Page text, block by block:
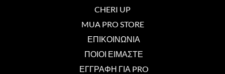
CHERI UP
MUA PRO STORE
ΕΠΙΚΟΙΝΩΝΙΑ
ΠΟΙΟΙ ΕΙΜΑΣΤΕ
ΕΓΓΡΑΦΗ ΓΙΑ PRO